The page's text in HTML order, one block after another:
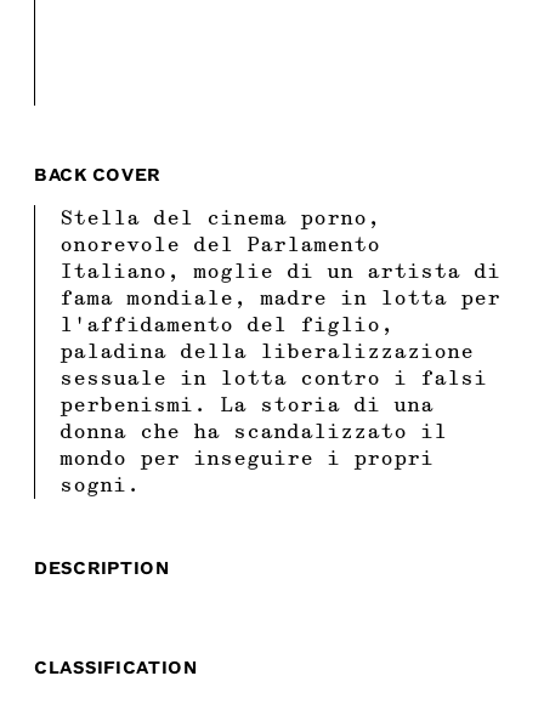
BACK COVER
Stella del cinema porno,
onorevole del Parlamento
Italiano, moglie di un artista di
fama mondiale, madre in lotta per
l’affidamento del figlio,
paladina della liberalizzazione
sessuale in lotta contro i falsi
perbenismi. La storia di una
donna che ha scandalizzato il
mondo per inseguire i propri
sogni.
DESCRIPTION
CLASSIFICATION